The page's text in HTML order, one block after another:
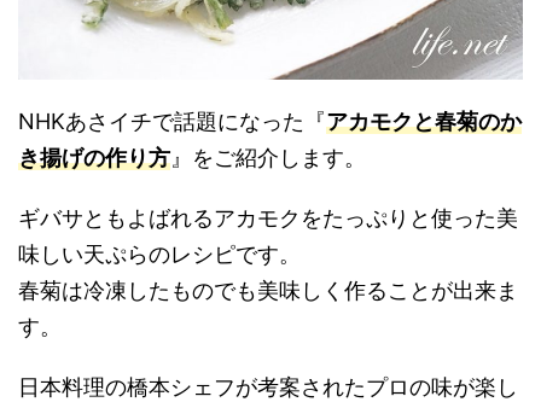
NHKあさイチで話題になった『アカモクと春菊のか
き揚げの作り方 』をご紹介します。
ギバサともよばれるアカモクをたっぷりと使った美
味しい天ぷらのレシピです。
春菊は冷凍したものでも美味しく作ることが出来ま
す。
日本料理の橋本シェフが考案されたプロの味が楽し